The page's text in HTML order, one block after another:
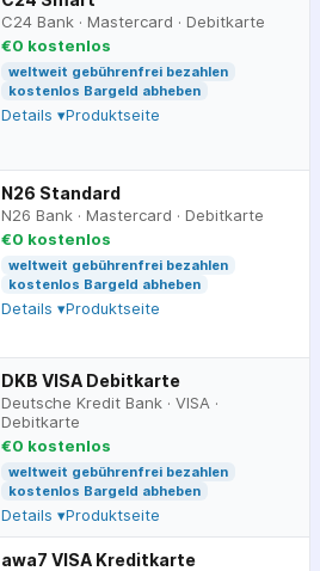
C24 Bank · Mastercard · Debitkarte
€0 kostenlos
weltweit gebührenfrei bezahlen
kostenlos Bargeld abheben
Details ▾Produktseite
N26 Standard
N26 Bank · Mastercard · Debitkarte
€0 kostenlos
weltweit gebührenfrei bezahlen
kostenlos Bargeld abheben
Details ▾Produktseite
DKB VISA Debitkarte
Deutsche Kredit Bank · VISA ·
Debitkarte
€0 kostenlos
weltweit gebührenfrei bezahlen
kostenlos Bargeld abheben
Details ▾Produktseite
awa7 VISA Kreditkarte